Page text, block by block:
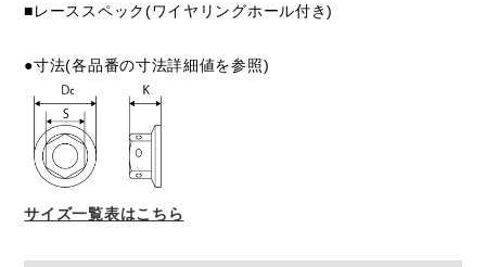
■レーススペック(ワイヤリングホール付き)
●寸法(各品番の寸法詳細値を参照)
サイズ一覧表はこちら